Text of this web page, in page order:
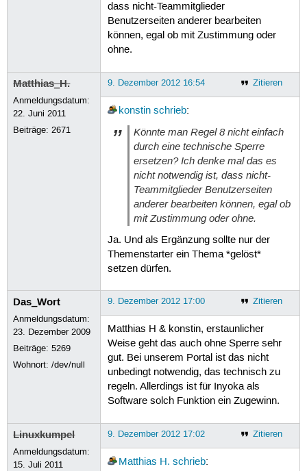
dass nicht-Teammitglieder
Benutzerseiten anderer bearbeiten
können, egal ob mit Zustimmung oder
ohne.
Matthias_H.
Anmeldungsdatum:
22. Juni 2011
Beiträge:2671
Zitieren
9. Dezember 2012 16:54
konstin schrieb:
Könnte man Regel 8 nicht einfach
durch eine technische Sperre
ersetzen? Ich denke mal das es
nicht notwendig ist, dass nicht-
Teammitglieder Benutzerseiten
anderer bearbeiten können, egal ob
mit Zustimmung oder ohne.
Ja. Und als Ergänzung sollte nur der
Themenstarter ein Thema *gelöst*
setzen dürfen.
Das_Wort
Anmeldungsdatum:
23. Dezember 2009
Beiträge:5269
Wohnort: /dev/null
Zitieren
9. Dezember 2012 17:00
Matthias H & konstin, erstaunlicher
Weise geht das auch ohne Sperre sehr
gut. Bei unserem Portal ist das nicht
unbedingt notwendig, das technisch zu
regeln. Allerdings ist für Inyoka als
Software solch Funktion ein Zugewinn.
Linuxkumpel
Anmeldungsdatum:
15. Juli 2011
Zitieren
9. Dezember 2012 17:02
Matthias H. schrieb: